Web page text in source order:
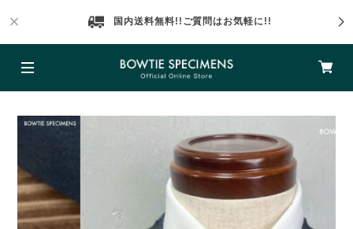
国内送料無料!!ご質問はお気軽に!!